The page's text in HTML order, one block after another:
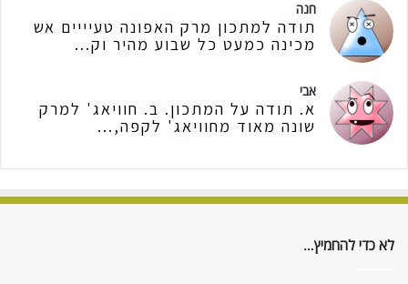
חנה
תודה למתכון מרק האפונה טעיייים אש
מכינה כמעט כל שבוע מהיר וק...
אבי
א. תודה על המתכון. ב. חוויאג' למרק
שונה מאוד מחוויאג' לקפה,...
לא כדי להחמיץ…